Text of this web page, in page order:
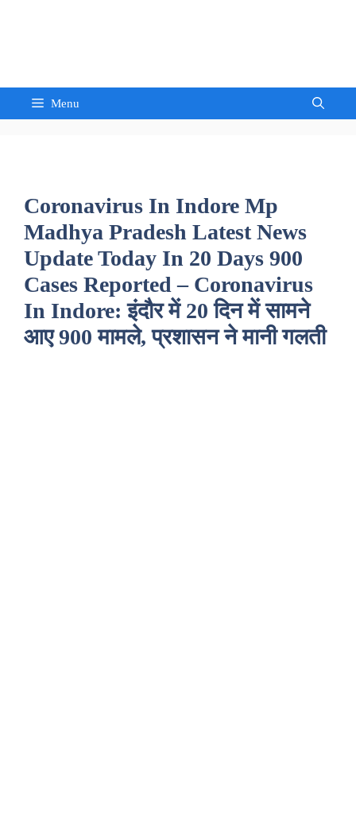
Menu
Coronavirus In Indore Mp
Madhya Pradesh Latest News
Update Today In 20 Days 900
Cases Reported – Coronavirus
In Indore: इंदौर में 20 दिन में सामने
आए 900 मामले, प्रशासन ने मानी गलती